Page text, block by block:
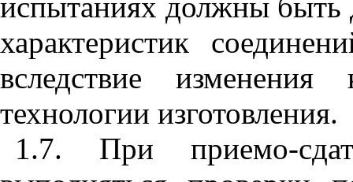
испытаниях должны быть
характеристик
вследствие изменения
технологии изготовления.
1.7. При приемо-